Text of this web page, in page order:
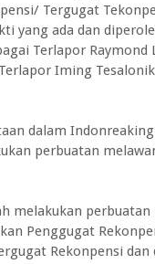
Tergugat
yang ada dan
Terlapor
Iming
dalam
perbuatan
melakukan
Penggugat
Rekonpensi